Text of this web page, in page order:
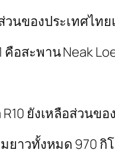
วนของประเทศไ
คือสะพาน Neak
R10 ยังเหลือส่วน
มยาวทั้งหมด 970